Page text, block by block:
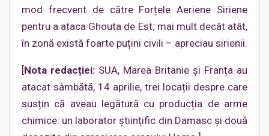
mod frecvent de către Forțele Aeriene Siriene
pentru a ataca Ghouta de Est; mai mult decât atât,
în zonă există foarte puțini civili – apreciau sirienii.
[Nota redacției: SUA, Marea Britanie și Franța au
atacat sâmbătă, 14 aprilie, trei locații despre care
susțin că aveau legătură cu producția de arme
chimice: un laborator științific din Damasc și două